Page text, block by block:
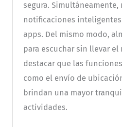
segura. Simultáneamente,
notificaciones
apps. Del mismo modo,
para escuchar sin llevar el
destacar que las
como el envío de
brindan una mayor
actividades.